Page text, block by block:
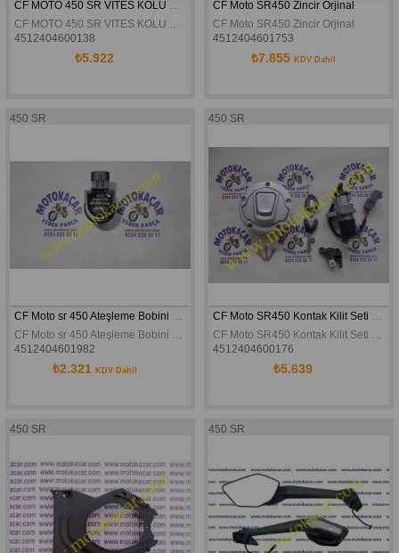
CF MOTO 450 SR VITES KOLU KOMPLE ORJINAL
CF MOTO 450 SR VITES KOLU KOMPLE ORJINAL
4512404600138
₺5.922
CF Moto SR450 Zincir Orjinal
CF Moto SR450 Zincir Orjinal
4512404601753
₺7.855 KDV Dahil
450 SR
CF Moto sr 450 Ateşleme Bobini Orjinal
CF Moto sr 450 Ateşleme Bobini Orjinal
4512404601982
₺2.321 KDV Dahil
450 SR
CF Moto SR450 Kontak Kilit Seti Orjinal
CF Moto SR450 Kontak Kilit Seti Orjinal
4512404600176
₺5.639
450 SR 450 SR